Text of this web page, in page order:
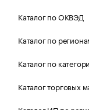
Каталог по ОКВЭД
Каталог по
Каталог по
Каталог торговых